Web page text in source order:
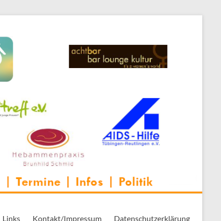
Links Kontakt/Impressum Datenschutzerklärung